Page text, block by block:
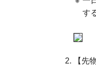
す
【先